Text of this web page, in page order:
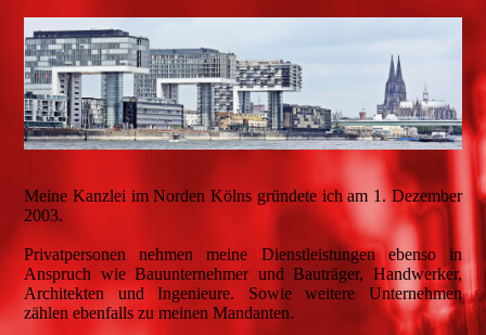
Meine Kanzlei im Norden Kölns gründete ich am 1. Dezember
2003.
Privatpersonen nehmen meine Dienstleistungen ebenso in
Anspruch wie Bauunternehmer und Bauträger, Handwerker,
Architekten und Ingenieure. Sowie weitere Unternehmen
zählen ebenfalls zu meinen Mandanten.